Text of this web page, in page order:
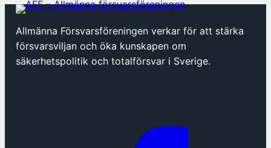
Allmänna Försvarsföreningen verkar för att stärka
försvarsviljan och öka kunskapen om
säkerhetspolitik och totalförsvar i Sverige.